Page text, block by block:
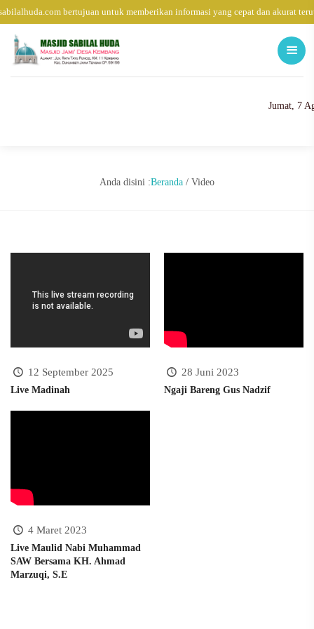
bertujuan untuk memberikan informasi yang cepat dan akurat
Jumat, 7
Anda disini :Beranda / Video
12 September 2025
Live Madinah
28 Juni 2023
Ngaji Bareng Gus Nadzif
4 Maret 2023
Live Maulid Nabi Muhammad
SAW Bersama KH. Ahmad
Marzuqi, S.E